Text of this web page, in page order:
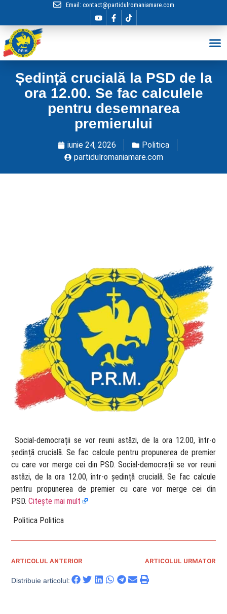
Email: contact@partidulromaniamare.com
Ședință crucială la PSD de la
ora 12.00. Se fac calculele
pentru desemnarea
premierului
iunie 24, 2026
Politica
partidulromaniamare.com
​ Social-democrații se vor reuni astăzi, de la ora 12.00, într-o
ședință crucială. Se fac calcule pentru propunerea de premier
cu care vor merge cei din PSD. Social-democrații se vor reuni
astăzi, de la ora 12.00, într-o ședință crucială. Se fac calcule
pentru propunerea de premier cu care vor merge cei din
PSD.Citește mai mult
​ Politica Politica
ARTICOLUL ANTERIOR ARTICOLUL URMATOR
Distribuie articolul: